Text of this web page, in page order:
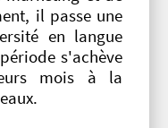
il passe une
en langue
s'achève
mois à la